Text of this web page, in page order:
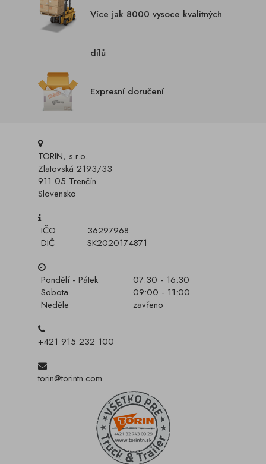
Více jak 8000 vysoce kvalitných
dílů
Expresní doručení
TORIN, s.r.o.
Zlatovská 2193/33
911 05 Trenčín
Slovensko
IČO
36297968
DIČ
SK2020174871
Pondělí - Pátek
07:30 - 16:30
Sobota
09:00 - 11:00
Neděle
zavřeno
+421 915 232 100
torin@torintn.com